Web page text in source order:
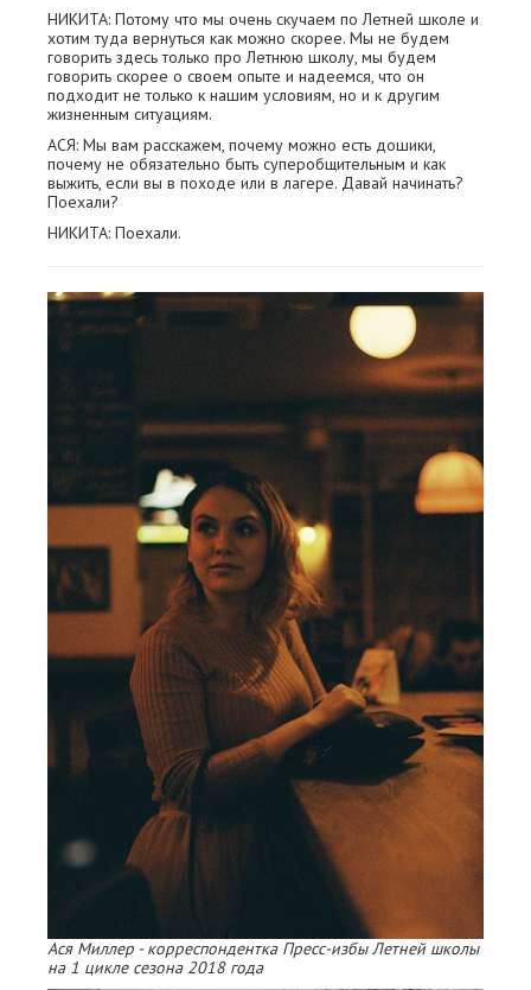
НИКИТА: Потому что мы очень скучаем по Летней школе и
хотим туда вернуться как можно скорее. Мы не будем
говорить здесь только про Летнюю школу, мы будем
говорить скорее о своем опыте и надеемся, что он
подходит не только к нашим условиям, но и к другим
жизненным ситуациям.
АСЯ: Мы вам расскажем, почему можно есть дошики,
почему не обязательно быть суперобщительным и как
выжить, если вы в походе или в лагере. Давай начинать?
Поехали?
НИКИТА: Поехали.
Ася Миллер - корреспондентка Пресс-избы Летней школы
на 1 цикле сезона 2018 года